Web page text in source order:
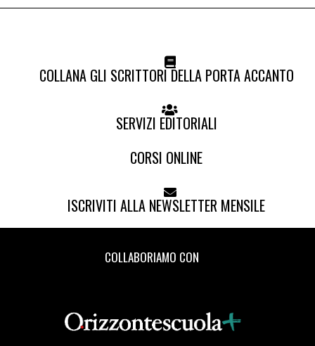
COLLANA GLI SCRITTORI DELLA PORTA ACCANTO
SERVIZI EDITORIALI
CORSI ONLINE
ISCRIVITI ALLA NEWSLETTER MENSILE
COLLABORIAMO CON